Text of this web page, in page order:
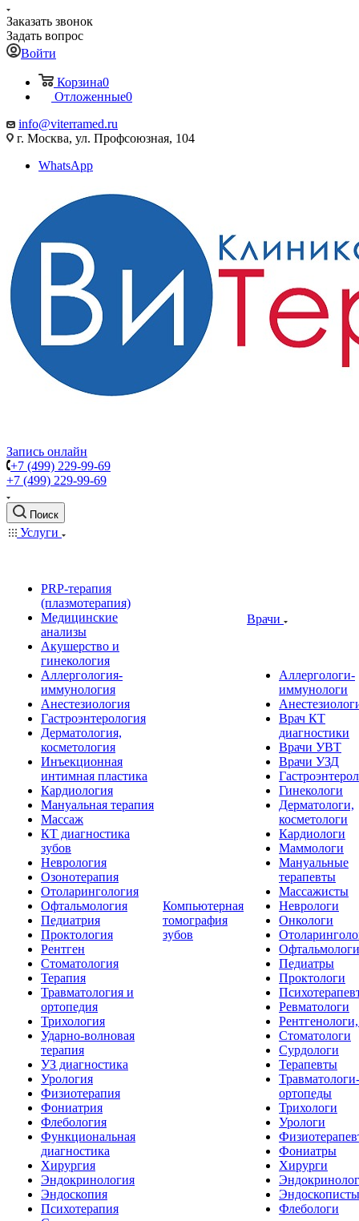
Заказать звонок
Задать вопрос
Войти
Корзина0
Отложенные0
info@viterramed.ru
г. Москва, ул. Профсоюзная, 104
WhatsApp
Запись онлайн
+7 (499) 229-99-69
+7 (499) 229-99-69
Поиск
Услуги
PRP-терапия
(плазмотерапия)
Медицинские
анализы
Акушерство и
гинекология
Аллергология-
иммунология
Анестезиология
Гастроэнтерология
Дерматология,
косметология
Инъекционная
интимная пластика
Кардиология
Мануальная терапия
Массаж
КТ диагностика
зубов
Неврология
Озонотерапия
Отоларингология
Офтальмология
Педиатрия
Проктология
Рентген
Стоматология
Терапия
Травматология и
ортопедия
Трихология
Ударно-волновая
терапия
УЗ диагностика
Урология
Физиотерапия
Фониатрия
Флебология
Функциональная
диагностика
Хирургия
Эндокринология
Эндоскопия
Психотерапия
Компьютерная
томография
зубов
Врачи
Аллергологи-
иммунологи
Врач КТ
диагностики
Врачи УВТ
Врачи УЗД
Гинекологи
Дерматологи,
косметологи
Кардиологи
Маммологи
Мануальные
терапевты
Массажисты
Неврологи
Онкологи
Офтальмологи
Педиатры
Проктологи
Ревматологи
Стоматологи
Сурдологи
Терапевты
Травматологи-
ортопеды
Трихологи
Урологи
Фониатры
Хирурги
Эндоскописты
Флебологи